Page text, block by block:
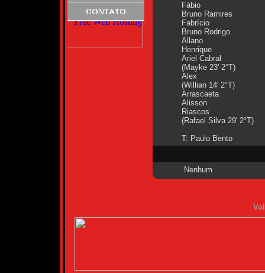
Fábio
Bruno Ramires
Fabrício
Bruno Rodrigo
Allano
Henrique
Ariel Cabral
(Mayke 23' 2°T)
Alex
(Willian 14' 2°T)
Arrascaeta
Alisson
Riascos
(Rafael Silva 29' 2°T)
T: Paulo Bento
Nenhum